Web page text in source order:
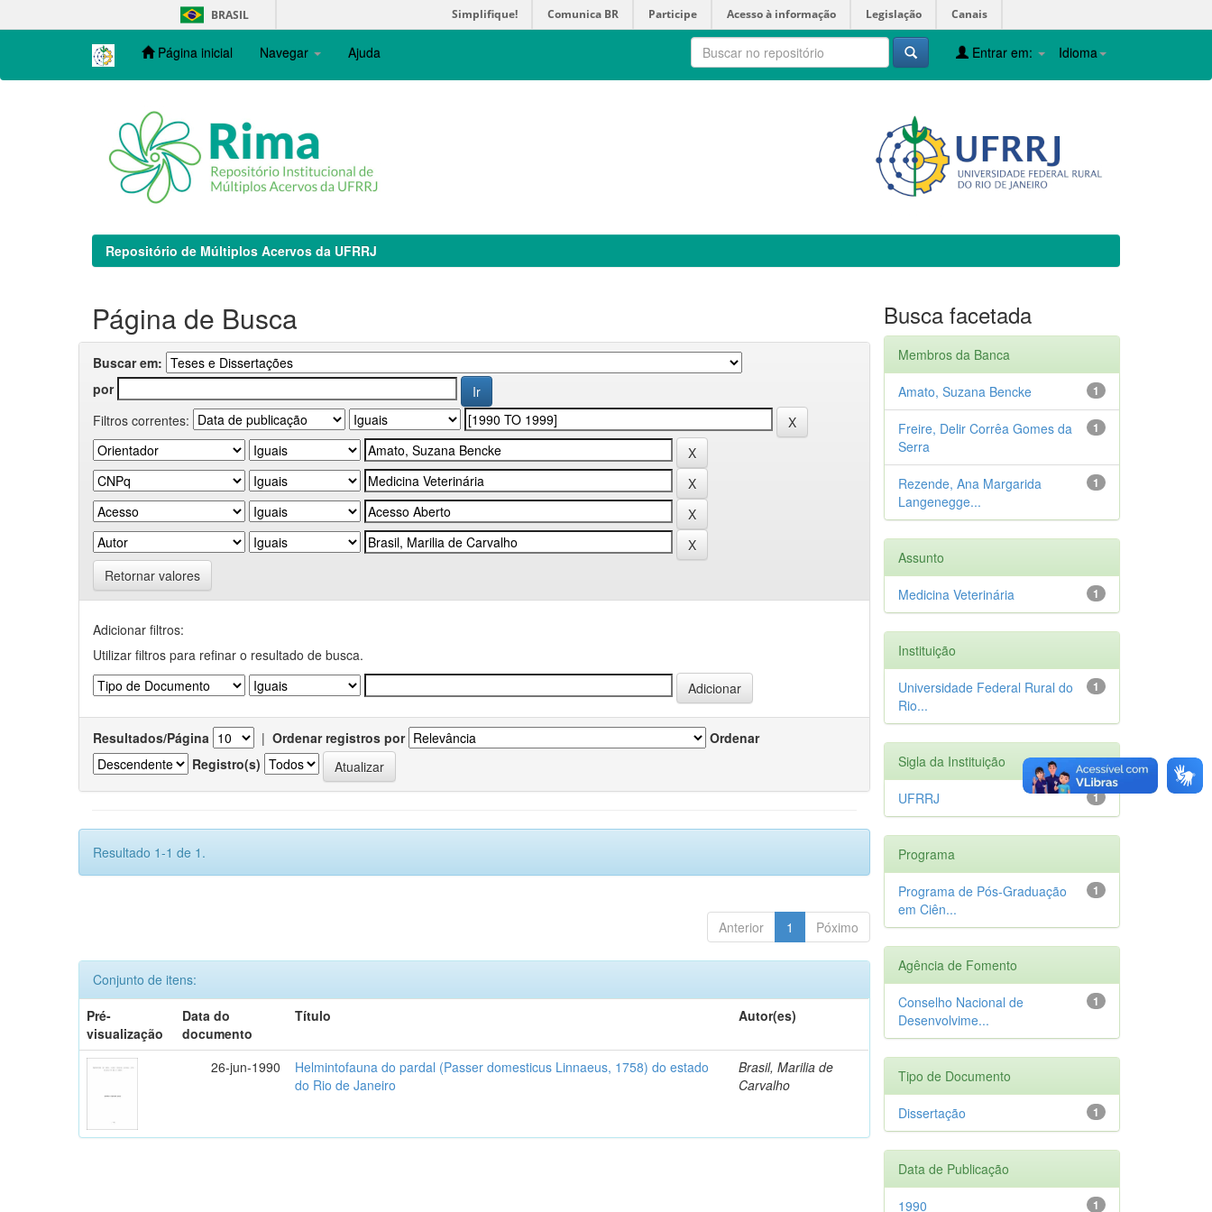
navigation
BRASIL Simplifique! Comunica BR Participe Acesso à informação Legislação Canais
Página inicial Navegar Ajuda Idioma
Entrar em:
Repositório de Múltiplos Acervos da UFRRJ
Página de Busca
Buscar em:
por
Filtros correntes:
Retornar valores
Adicionar filtros:
Utilizar filtros para refinar o resultado de busca.
Resultados/Página | Ordenar registros por
Ordenar
Registro(s)
Resultado 1-1 de 1.
Anterior 1 Póximo
Conjunto de itens:
Pré-
visualização
Data do
documento
Título Autor(es)
26-jun-1990
Helmintofauna do pardal (Passer domesticus Linnaeus, 1758) do estado
do Rio de Janeiro
Brasil, Marilia de
Carvalho
Busca facetada
Membros da Banca
1
Amato, Suzana Bencke
1
Freire, Delir Corrêa Gomes da
Serra
1
Rezende, Ana Margarida
Langenegge...
Assunto
1
Medicina Veterinária
Instituição
1
Universidade Federal Rural do
Rio...
Sigla da Instituição
1
UFRRJ
Programa
1
Programa de Pós-Graduação
em Ciên...
Agência de Fomento
1
Conselho Nacional de
Desenvolvime...
Tipo de Documento
1
Dissertação
Data de Publicação
1
1990